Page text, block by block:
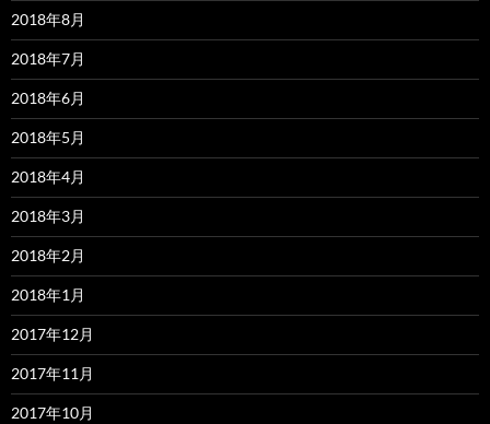
2018年8月
2018年7月
2018年6月
2018年5月
2018年4月
2018年3月
2018年2月
2018年1月
2017年12月
2017年11月
2017年10月